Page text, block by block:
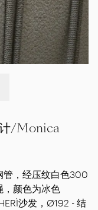
/Monica
管，经压纹白色300
颜色为冰色
沙发，Ø192 - 结